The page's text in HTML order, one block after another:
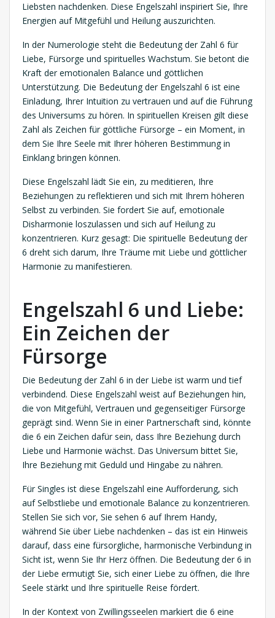
Liebsten nachdenken. Diese Engelszahl inspiriert Sie, Ihre
Energien auf Mitgefühl und Heilung auszurichten.
In der Numerologie steht die Bedeutung der Zahl 6 für
Liebe, Fürsorge und spirituelles Wachstum. Sie betont die
Kraft der emotionalen Balance und göttlichen
Unterstützung. Die Bedeutung der Engelszahl 6 ist eine
Einladung, Ihrer Intuition zu vertrauen und auf die Führung
des Universums zu hören. In spirituellen Kreisen gilt diese
Zahl als Zeichen für göttliche Fürsorge – ein Moment, in
dem Sie Ihre Seele mit Ihrer höheren Bestimmung in
Einklang bringen können.
Diese Engelszahl lädt Sie ein, zu meditieren, Ihre
Beziehungen zu reflektieren und sich mit Ihrem höheren
Selbst zu verbinden. Sie fordert Sie auf, emotionale
Disharmonie loszulassen und sich auf Heilung zu
konzentrieren. Kurz gesagt: Die spirituelle Bedeutung der
6 dreht sich darum, Ihre Träume mit Liebe und göttlicher
Harmonie zu manifestieren.
Engelszahl 6 und Liebe:
Ein Zeichen der
Fürsorge
Die Bedeutung der Zahl 6 in der Liebe ist warm und tief
verbindend. Diese Engelszahl weist auf Beziehungen hin,
die von Mitgefühl, Vertrauen und gegenseitiger Fürsorge
geprägt sind. Wenn Sie in einer Partnerschaft sind, könnte
die 6 ein Zeichen dafür sein, dass Ihre Beziehung durch
Liebe und Harmonie wächst. Das Universum bittet Sie,
Ihre Beziehung mit Geduld und Hingabe zu nähren.
Für Singles ist diese Engelszahl eine Aufforderung, sich
auf Selbstliebe und emotionale Balance zu konzentrieren.
Stellen Sie sich vor, Sie sehen 6 auf Ihrem Handy,
während Sie über Liebe nachdenken – das ist ein Hinweis
darauf, dass eine fürsorgliche, harmonische Verbindung in
Sicht ist, wenn Sie Ihr Herz öffnen. Die Bedeutung der 6 in
der Liebe ermutigt Sie, sich einer Liebe zu öffnen, die Ihre
Seele stärkt und Ihre spirituelle Reise fördert.
In der Kontext von Zwillingsseelen markiert die 6 eine